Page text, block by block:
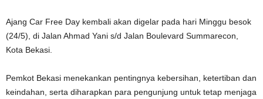
Ajang Car Free Day kembali akan digelar pada hari Minggu besok
(24/5), di Jalan Ahmad Yani s/d Jalan Boulevard Summarecon,
Kota Bekasi.
Pemkot Bekasi menekankan pentingnya kebersihan, ketertiban dan
keindahan, serta diharapkan para pengunjung untuk tetap menjaga